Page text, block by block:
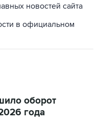
новостей сайта
в официальном
оборот
года